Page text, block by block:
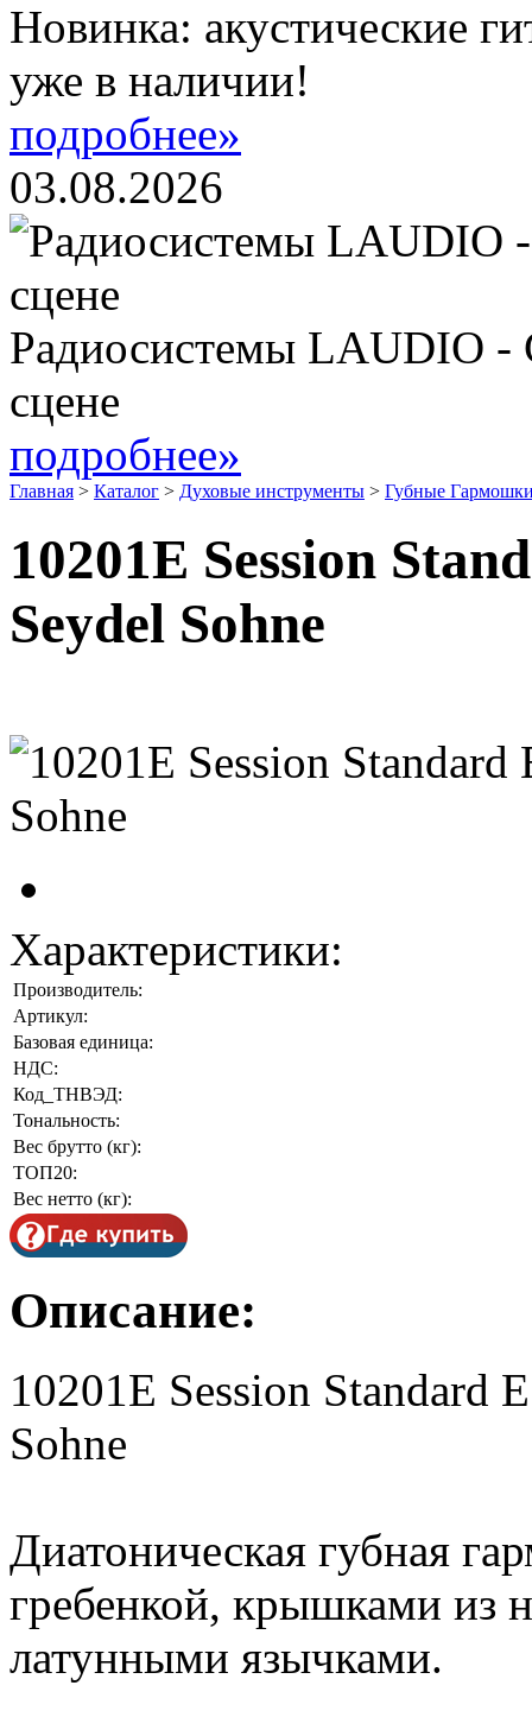
Новинка: акустические
уже в наличии!
подробнее»
03.08.2026
Радиосистемы LAUDIO -
сцене
подробнее»
Главная > Каталог > Духовые инструменты > Губные
10201E Session
Seydel Sohne
Характеристики:
Производитель:
Артикул:
Базовая единица:
НДС:
Код_ТНВЭД:
Тональность:
Вес брутто (кг):
ТОП20:
Вес нетто (кг):
Описание:
10201E Session Standard
Sohne
Диатоническая губная
гребенкой, крышками из
латунными язычками.